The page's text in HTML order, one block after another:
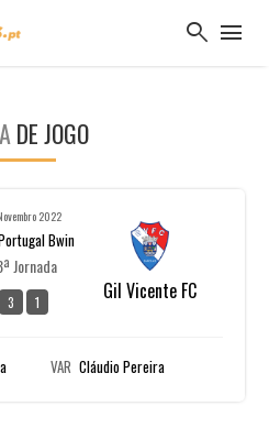
search menu
DE JOGO
2022
Bwin
Jornada
3 1 Gil Vicente FC
VAR Cláudio Pereira